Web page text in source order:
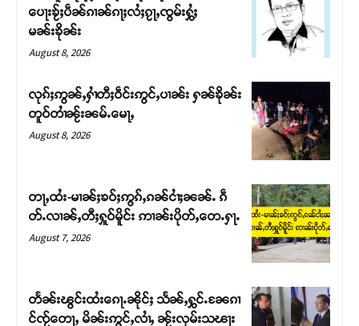
Support SHAN
တ်ႇ တူဝ်ႈလုမ်ႈၾႃႉၼၼ်ႉ ၶဝ်ႈႁူမ်ႈၵမ်ႉထႅမ် ၸုမ်းၶၢ
ဝ်ႇၽူႈတွႆႇႁွၵ်ႈ လႆႈယူႇၶႃႈဢေႃႈ။
ပေႃးၶႂ်ႈပဵၼ်ၵၢၼ်ၵႃႈလႆႈၵႂႃႇၸွမ်းႁွႆႈ
မၼ်းၶိုၼ်း
August 8, 2026
လုၵ်ႈဢွၼ်ႇႁၢႆတီႈဝဵင်းဢွင်ႇပၢၼ်း ႁၼ်ၶိုၼ်း
တူဝ်တၢႆၼႂ်းၼမ်ႉမေႃႇ
August 8, 2026
တႃႇထႆး-မၢၼ်ႈၶဝ်ႈဢွၵ်ႇၵၼ်ငၢႆႈၼၼ်ႉ ၵဵ
တ်ႉလၢၼ်ႇတီႈႁူဝ်မိူင်း ဢၢၼ်းပိုတ်ႇတေႉႁႃႉ
August 7, 2026
တႅၼ်းၽွင်းထႆးၵေႃႉၼိုင်ႈ သႅၼ်ႇႁွင်ႉၼႄၵၢ
င်ၸႂ်တေႃႇ မိၼ်းဢွင်ႇလၢႆႇ ၼႂ်းလုမ်းသၽႃး